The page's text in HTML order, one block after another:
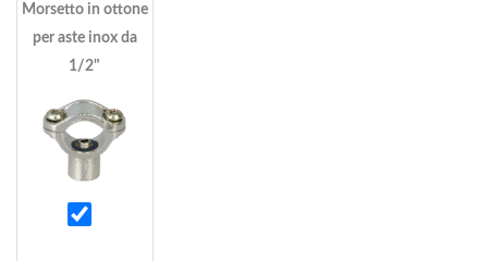
Morsetto
Morsetto in ottone
per aste inox da
1/2"